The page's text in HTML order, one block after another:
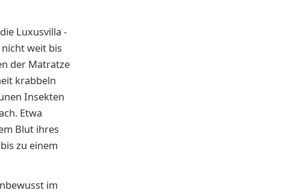
Luxusvilla -
weit bis
der Matratze
krabbeln
Insekten
Etwa
Blut ihres
zu einem
im